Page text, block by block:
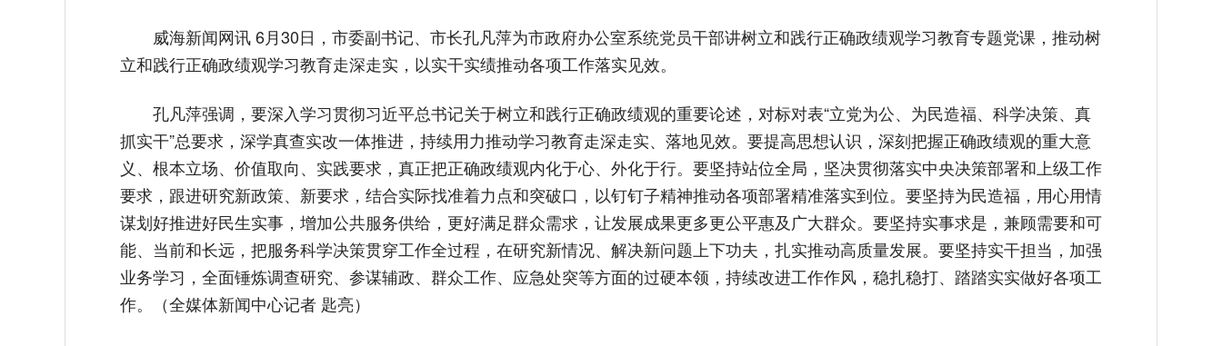
威海新闻网讯 6月30日，市委副书记、市长孔凡萍为市政府办公室系统党员干部讲树立和践行正确政绩观学习教育专题党课，推动树
立和践行正确政绩观学习教育走深走实，以实干实绩推动各项工作落实见效。
孔凡萍强调，要深入学习贯彻习近平总书记关于树立和践行正确政绩观的重要论述，对标对表“立党为公、为民造福、科学决策、真
抓实干”总要求，深学真查实改一体推进，持续用力推动学习教育走深走实、落地见效。要提高思想认识，深刻把握正确政绩观的重大意
义、根本立场、价值取向、实践要求，真正把正确政绩观内化于心、外化于行。要坚持站位全局，坚决贯彻落实中央决策部署和上级工作
要求，跟进研究新政策、新要求，结合实际找准着力点和突破口，以钉钉子精神推动各项部署精准落实到位。要坚持为民造福，用心用情
谋划好推进好民生实事，增加公共服务供给，更好满足群众需求，让发展成果更多更公平惠及广大群众。要坚持实事求是，兼顾需要和可
能、当前和长远，把服务科学决策贯穿工作全过程，在研究新情况、解决新问题上下功夫，扎实推动高质量发展。要坚持实干担当，加强
业务学习，全面锤炼调查研究、参谋辅政、群众工作、应急处突等方面的过硬本领，持续改进工作作风，稳扎稳打、踏踏实实做好各项工
作。（全媒体新闻中心记者 匙亮）